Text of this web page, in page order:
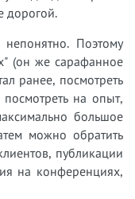
дорогой.
Поэтому
(он же сарафанное
ранее, посмотреть
на опыт,
большое
можно обратить
публикации
на конференциях,